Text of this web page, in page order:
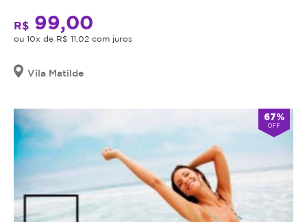
R$ 99,00
ou 10x de R$ 11,02 com juros
Vila Matilde
67%
OFF